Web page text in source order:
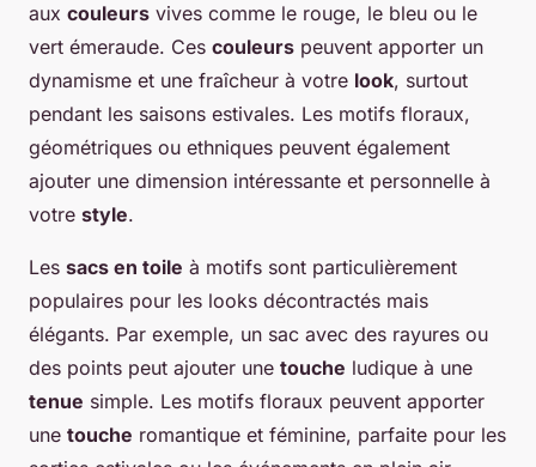
aux couleurs vives comme le rouge, le bleu ou le
vert émeraude. Ces couleurs peuvent apporter un
dynamisme et une fraîcheur à votre look, surtout
pendant les saisons estivales. Les motifs floraux,
géométriques ou ethniques peuvent également
ajouter une dimension intéressante et personnelle à
votre style.
Les sacs en toile à motifs sont particulièrement
populaires pour les looks décontractés mais
élégants. Par exemple, un sac avec des rayures ou
des points peut ajouter une touche ludique à une
tenue simple. Les motifs floraux peuvent apporter
une touche romantique et féminine, parfaite pour les